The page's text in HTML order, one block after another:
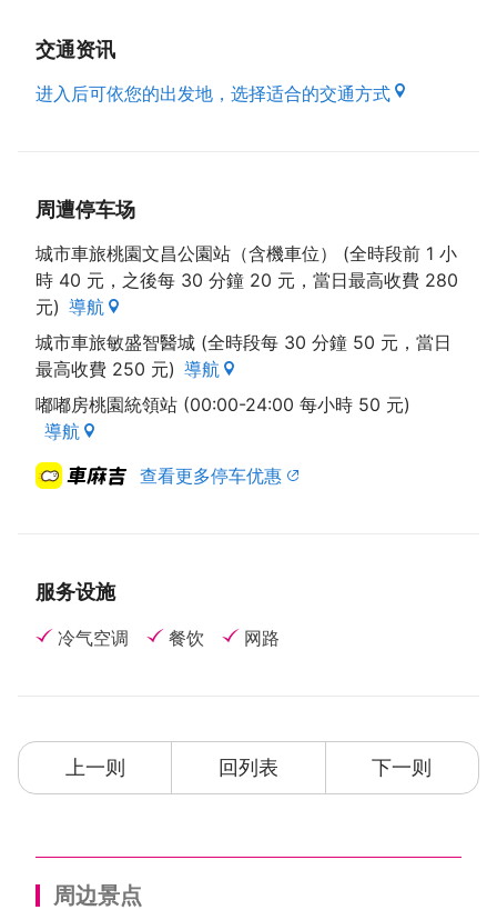
交通资讯
进入后可依您的出发地，选择适合的交通方式
周遭停车场
城市車旅桃園文昌公園站（含機車位） (全時段前 1 小
時 40 元，之後每 30 分鐘 20 元，當日最高收費 280
元) 導航
城市車旅敏盛智醫城 (全時段每 30 分鐘 50 元，當日
最高收費 250 元) 導航
嘟嘟房桃園統領站 (00:00-24:00 每小時 50 元)
導航
查看更多停车优惠
服务设施
冷气空调 餐饮 网路
上一则 回列表 下一则
周边景点